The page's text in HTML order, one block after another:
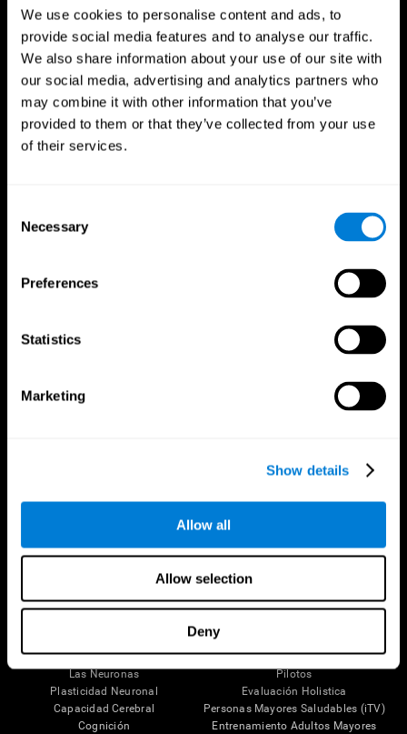
We use cookies to personalise content and ads, to
provide social media features and to analyse our traffic.
We also share information about your use of our site with
our social media, advertising and analytics partners who
may combine it with other information that you’ve
provided to them or that they’ve collected from your use
of their services.
Selection
Necessary
Preferences
Statistics
Marketing
Show details
Allow all
Allow selection
Deny
Síguenos en
Partes del cerebro
Las Neuronas
Plasticidad Neuronal
Capacidad Cerebral
Cognición
Adultos Sanos
Pilotos
Evaluación Holistica
Personas Mayores Saludables (iTV)
Entrenamiento Adultos Mayores